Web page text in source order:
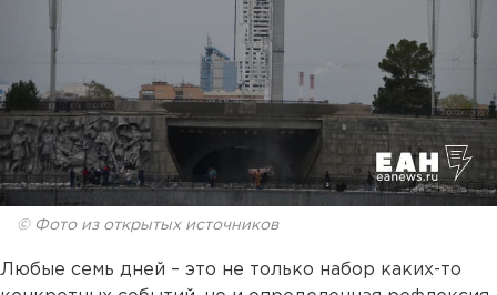
© Фото из открытых источников
Любые семь дней – это не только набор каких-то